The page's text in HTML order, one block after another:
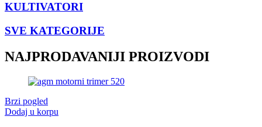
KULTIVATORI
SVE KATEGORIJE
NAJPRODAVANIJI PROIZVODI
Brzi pogled
Dodaj u korpu